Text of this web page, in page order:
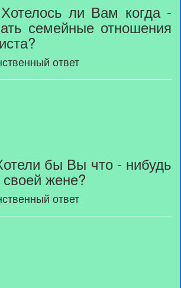
ли Вам когда -
семейные отношения
ответ
бы Вы что - нибудь
жене?
ответ